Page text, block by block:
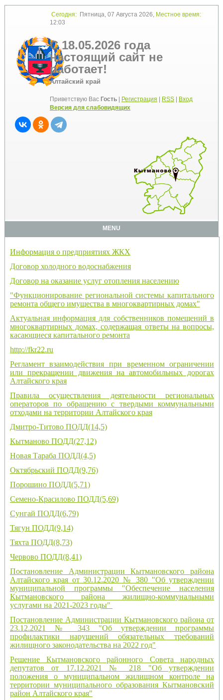
Сегодня:Пятница, 07 Августа 2026, Местное время:
12:03
С 18.05.2026 года
настоящий сайт не
работает!
Алтайский край
Приветствую Вас Гость| Регистрация RSS|
Вход
Версия для слабовидящих
MENU
Информация о предприятиях ЖКХ
Договор холодного водоснабжения
Договор на оказание услуг отопления населению
"Функционирование региональной системы капитального
ремонта общего имущества в многоквартирных домах"
Актуальная информация для собственников помещений в
многоквартирных домах, содержащая ответы на вопросы,
касающиеся капитального ремонта
http://fkr22.ru
Регламент взаимодействия при временном ограничении
или прекращении движения на автомобильных дорогах
Алтайского края
Правила осуществления деятельности региональных
операторов по обращению с твердыми коммунальными
отходами на территории Алтайского края
Дмитро-Титово ПОДД(14,5)
Кытманово ПОДД(27,12)
Новая Тараба ПОДД(4,5)
Октябрьский ПОДД(9,76)
Порошино ПОДД(5,71)
Семено-Красилово ПОДД(5,69)
Сунгай ПОДД(6,79)
Тягун ПОДД(9,14)
Тяхта ПОДД(8,73)
Червово ПОДД(8,41)
Постановление Администрации Кытмановского района
Алтайского края от 30.12.2020 № 380 "Об утверждении
муниципальной программы "Обеспечение населения
Кытмановского района жилищно-коммунальными
услугами на 2021-2023 годы"
Постановление Администрации Кытмановского района от
23.12.2021 № 343 "Об утверждении программы
профилактики нарушений обязательных требований
жилищного законодательства на 2022 год"
Решение Кытмановского районного Совета народных
депутатов от 17.12.2021 № 218 "Об утверждении
положения о муниципальном жилищном контроле на
территории муниципального образования Кытмановский
район Алтайского края"